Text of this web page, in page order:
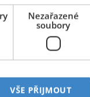
Nezařazené
soubory
VŠE PŘIJMOUT